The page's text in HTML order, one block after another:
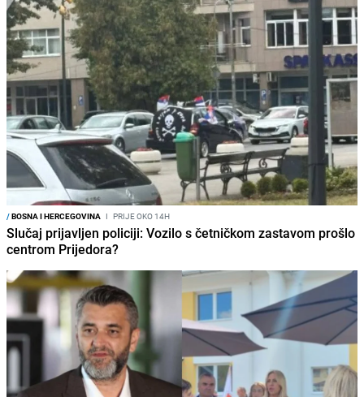
/BOSNA I HERCEGOVINA I PRIJE OKO 14H
Slučaj prijavljen policiji: Vozilo s četničkom zastavom prošlo
centrom Prijedora?